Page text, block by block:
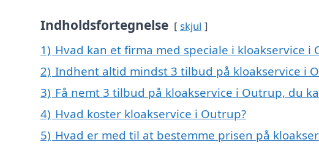
Indholdsfortegnelse skjul
1) Hvad kan et firma med speciale i kloakservice
2) Indhent altid mindst 3 tilbud på kloakservice i
3) Få nemt 3 tilbud på kloakservice i Outrup, du
4) Hvad koster kloakservice i Outrup?
5) Hvad er med til at bestemme prisen på